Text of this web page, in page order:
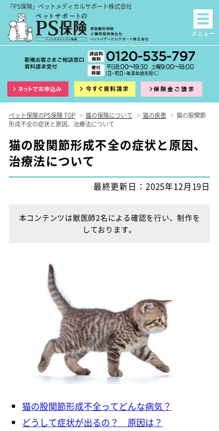
「PS保険」ペットメディカルサポート株式会社
インターネット申込 資料請求
ペット保険のPS保険 TOP > 猫の保険について > 猫の疾患 > 猫の股関節
形成不全の症状と原因、治療法について
猫の股関節形成不全の症状と原因、
治療法について
最終更新日：2025年12月19日
本コンテンツは獣医師2名による確認を行い、制作を
しております。
猫の股関節形成不全ってどんな病気？
どうして症状が出るの？ 原因は？